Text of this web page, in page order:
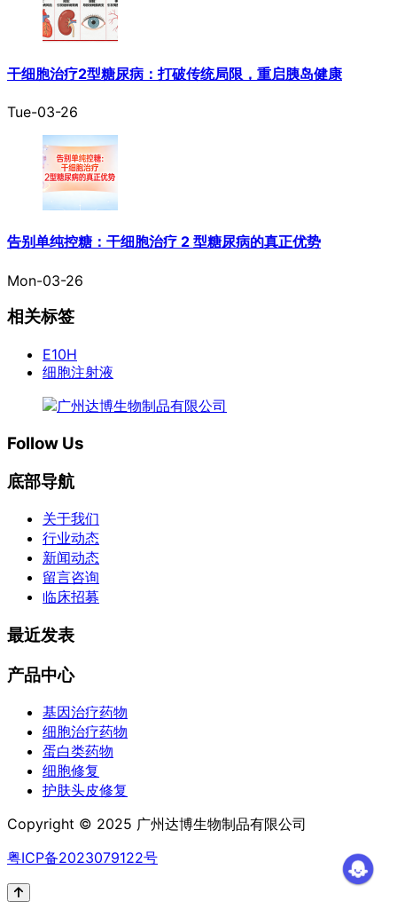
干细胞治疗2型糖尿病：打破传统局限，重启胰岛健康
Tue-03-26
告别单纯控糖：干细胞治疗 2 型糖尿病的真正优势
Mon-03-26
相关标签
E10H
细胞注射液
Follow Us
底部导航
关于我们
行业动态
新闻动态
留言咨询
临床招募
最近发表
产品中心
基因治疗药物
细胞治疗药物
蛋白类药物
细胞修复
护肤头皮修复
Copyright © 2025 广州达博生物制品有限公司
粤ICP备2023079122号